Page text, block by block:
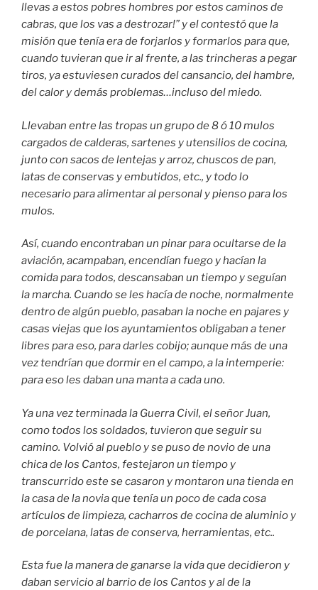
llevas a estos pobres hombres por estos caminos de
cabras, que los vas a destrozar!” y el contestó que la
misión que tenía era de forjarlos y formarlos para que,
cuando tuvieran que ir al frente, a las trincheras a pegar
tiros, ya estuviesen curados del cansancio, del hambre,
del calor y demás problemas…incluso del miedo.
Llevaban entre las tropas un grupo de 8 ó 10 mulos
cargados de calderas, sartenes y utensilios de cocina,
junto con sacos de lentejas y arroz, chuscos de pan,
latas de conservas y embutidos, etc., y todo lo
necesario para alimentar al personal y pienso para los
mulos.
Así, cuando encontraban un pinar para ocultarse de la
aviación, acampaban, encendían fuego y hacían la
comida para todos, descansaban un tiempo y seguían
la marcha. Cuando se les hacía de noche, normalmente
dentro de algún pueblo, pasaban la noche en pajares y
casas viejas que los ayuntamientos obligaban a tener
libres para eso, para darles cobijo; aunque más de una
vez tendrían que dormir en el campo, a la intemperie:
para eso les daban una manta a cada uno.
Ya una vez terminada la Guerra Civil, el señor Juan,
como todos los soldados, tuvieron que seguir su
camino. Volvió al pueblo y se puso de novio de una
chica de los Cantos, festejaron un tiempo y
transcurrido este se casaron y montaron una tienda en
la casa de la novia que tenía un poco de cada cosa
artículos de limpieza, cacharros de cocina de aluminio y
de porcelana, latas de conserva, herramientas, etc..
Esta fue la manera de ganarse la vida que decidieron y
daban servicio al barrio de los Cantos y al de la